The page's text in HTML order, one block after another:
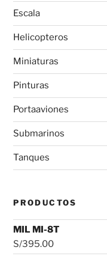
Escala
Helicopteros
Miniaturas
Pinturas
Portaaviones
Submarinos
Tanques
PRODUCTOS
MIL MI-8T
S/395.00